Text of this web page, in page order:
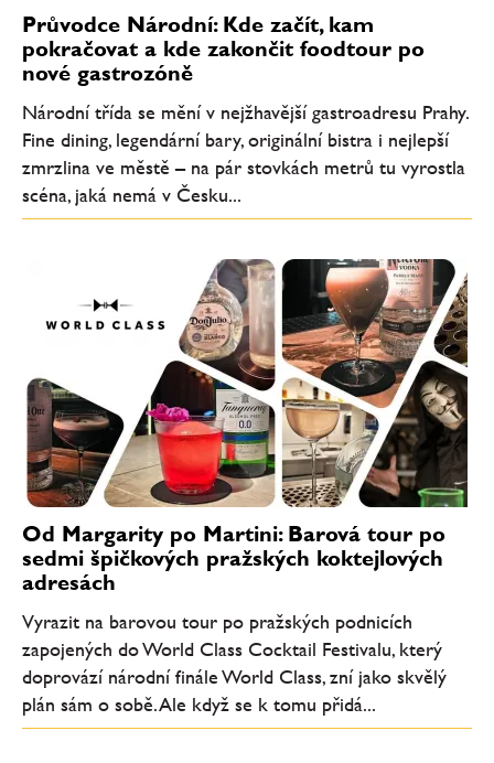
Průvodce Národní: Kde začít, kam
pokračovat a kde zakončit foodtour po
nové gastrozóně
Národní třída se mění v nejžhavější gastroadresu Prahy.
Fine dining, legendární bary, originální bistra i nejlepší
zmrzlina ve městě – na pár stovkách metrů tu vyrostla
scéna, jaká nemá v Česku...
Od Margarity po Martini: Barová tour po
sedmi špičkových pražských koktejlových
adresách
Vyrazit na barovou tour po pražských podnicích
zapojených do World Class Cocktail Festivalu, který
doprovází národní finále World Class, zní jako skvělý
plán sám o sobě. Ale když se k tomu přidá...